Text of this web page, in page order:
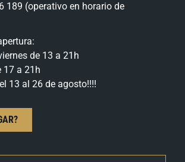
189 (operativo en horario de
de 13 a 21h
17 a 21h
13 al 26 de agosto!!!!